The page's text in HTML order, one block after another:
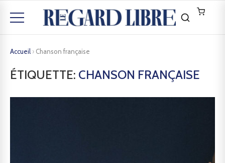
Accueil › Chanson française
ÉTIQUETTE: CHANSON FRANÇAISE